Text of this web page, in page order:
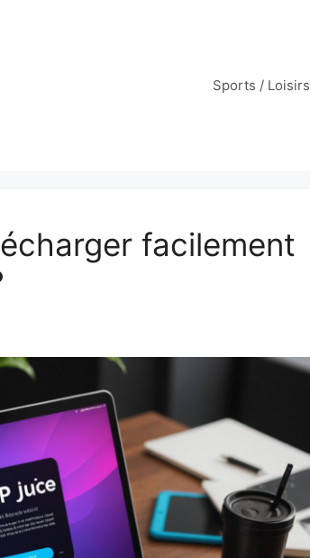
Sports / Loisirs
facilement